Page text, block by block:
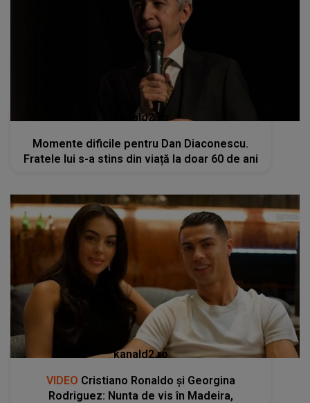
kanald2.ro
Momente dificile pentru Dan Diaconescu.
Fratele lui s-a stins din viață la doar 60 de ani
kanald2.ro
VIDEO Cristiano Ronaldo și Georgina
Rodriguez: Nunta de vis în Madeira,